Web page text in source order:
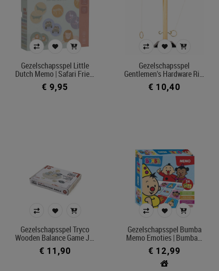
Gezelschapsspel Little
Dutch Memo | Safari Frie…
€ 9,95
Gezelschapsspel
Gentlemen's Hardware Ri…
€ 10,40
Gezelschapsspel Tryco
Wooden Balance Game J…
€ 11,90
Gezelschapsspel Bumba
Memo Emoties | Bumba…
€ 12,99